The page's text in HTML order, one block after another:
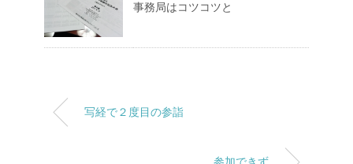
事務局はコツコツと
写経で２度目の参詣